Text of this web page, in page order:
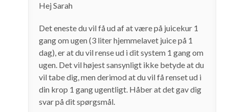
Hej Sarah
Det eneste du vil få ud af at være på juicekur 1
gang om ugen (3 liter hjemmelavet juice på 1
dag), er at du vil rense ud i dit system 1 gang om
ugen. Det vil højest sansynligt ikke betyde at du
vil tabe dig, men derimod at du vil få renset ud i
din krop 1 gang ugentligt. Håber at det gav dig
svar på dit spørgsmål.